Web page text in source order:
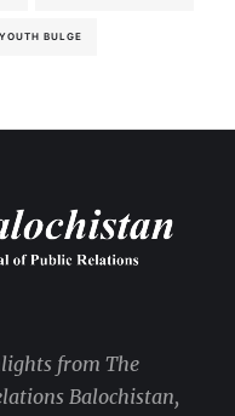
YOUTH BULGE
from The
Balochistan,